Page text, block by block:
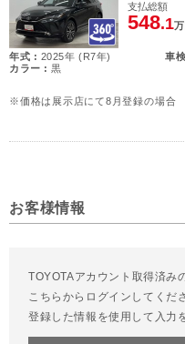
支払総額
548.1万
年式 : 2025年 (R7年) 車
カラー :黒
※価格は展示店にて8月登録の場
お客様情報
TOYOTAアカウント取得済み
こちらからログインしてくだ
登録した情報を使用して入力